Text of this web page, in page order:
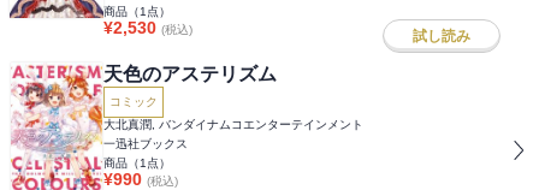
商品（1 点）
¥2,530 (税込) 試し読み
天色のアステリズム
コミック
大北真潤, バンダイナムコエンターテインメント
一迅社ブックス
商品（1 点）
¥990 (税込)